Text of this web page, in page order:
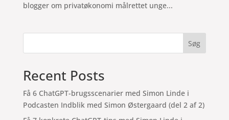
blogger om privatøkonomi målrettet unge...
Søg
Recent Posts
Få 6 ChatGPT-brugsscenarier med Simon Linde i
Podcasten Indblik med Simon Østergaard (del 2 af 2)